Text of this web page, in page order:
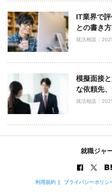
IT業界で
との書き方
就活相談
模擬面接
な依頼先
就活相談
就職ジャ
利用規約 プライバシーポリシ